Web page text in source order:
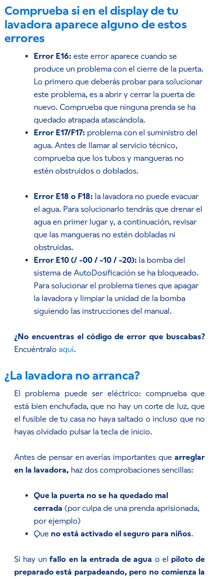
Comprueba si en el display de tu
lavadora aparece alguno de estos
errores
Error E16: este error aparece cuando se
produce un problema con el cierre de la puerta.
Lo primero que deberás probar para solucionar
este problema, es a abrir y cerrar la puerta de
nuevo. Comprueba que ninguna prenda se ha
quedado atrapada atascándola.
Error E17/F17: problema con el suministro del
agua. Antes de llamar al servicio técnico,
comprueba que los tubos y mangueras no
estén obstruidos o doblados.
Error E18 o F18: la lavadora no puede evacuar
el agua. Para solucionarlo tendrás que drenar el
agua en primer lugar y, a continuación, revisar
que las mangueras no estén dobladas ni
obstruidas.
Error E10 (/ -00 / -10 / -20): la bomba del
sistema de AutoDosificación se ha bloqueado.
Para solucionar el problema tienes que apagar
la lavadora y limpiar la unidad de la bomba
siguiendo las instrucciones del manual.
¿No encuentras el código de error que buscabas?
Encuéntralo aquí.
¿La lavadora no arranca?
El problema puede ser eléctrico: comprueba que
está bien enchufada, que no hay un corte de luz, que
el fusible de tu casa no haya saltado o incluso que no
hayas olvidado pulsar la tecla de inicio.
Antes de pensar en averías importantes quearreglar
en la lavadora, haz dos comprobaciones sencillas:
Que la puerta no se ha quedado mal
cerrada (por culpa de una prenda aprisionada,
por ejemplo)
Que no está activado el seguro para niños.
Si hay unfallo en la entrada de agua o el piloto de
preparado está parpadeando, pero no comienza la